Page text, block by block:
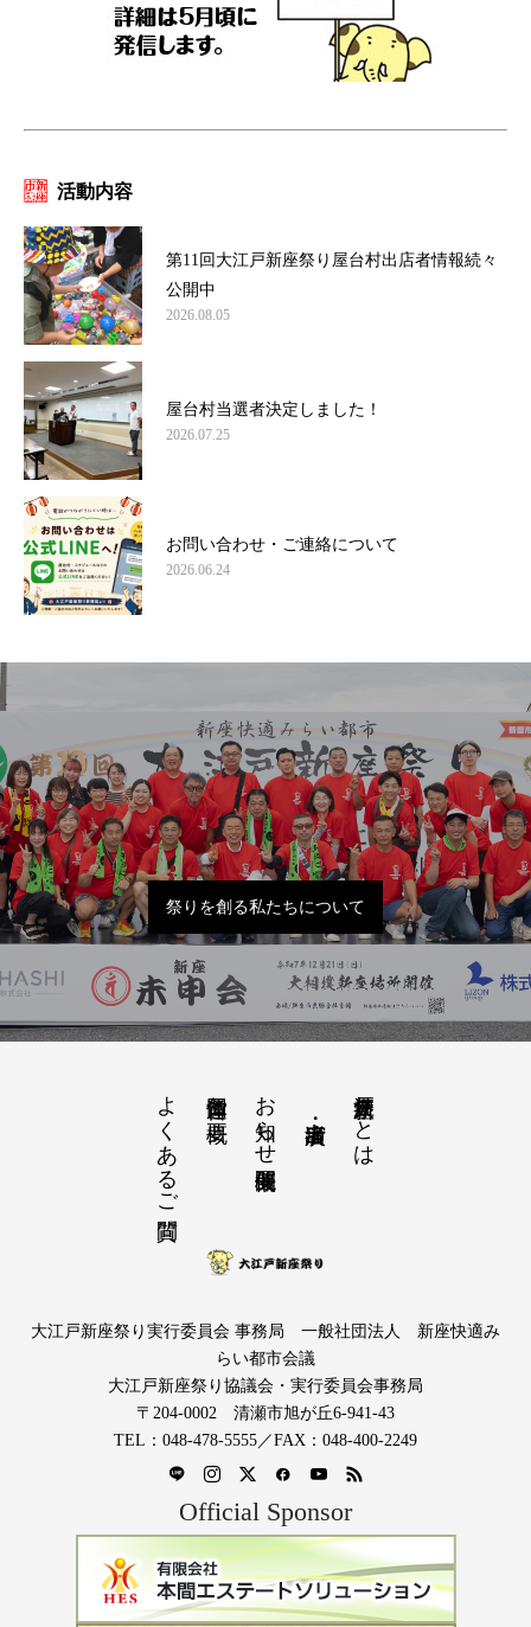
活動内容
第11回大江戸新座祭り屋台村出店者情報続々
公開中
2026.08.05
屋台村当選者決定しました！
2026.07.25
お問い合わせ・ご連絡について
2026.06.24
祭りを創る私たちについて
大江戸新座祭りとは
お知らせ開催概要
運営団体と概要
よくあるご質問
大江戸新座祭り実行委員会 事務局 一般社団法人 新座快適み
らい都市会議
大江戸新座祭り協議会・実行委員会事務局
〒204-0002 清瀬市旭が丘6-941-43
TEL：048-478-5555／FAX：048-400-2249
Official Sponsor